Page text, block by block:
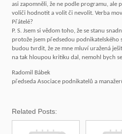
asi zapomněli, že ne podle programu, ale
voliči hodnotit a volit či nevolit. Verba
Přátelé?
P. S. Jsem si vědom toho, že se stanu
protože jsem předsedou podnikatelského
budou tvrdit, že ze mne mluví uražená
na tak hloupou kritiku dal, nemohl bych
Radomil Bábek
předseda Asociace podnikatelů a
Related Posts: